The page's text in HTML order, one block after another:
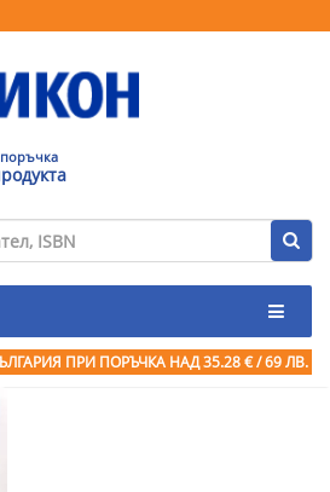
ПРИ ПОРЪЧКА НАД 35.28 € / 69 ЛВ.